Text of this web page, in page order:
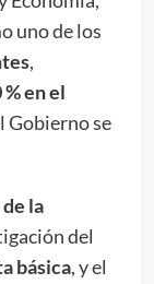
uno de los
,
% en el
Gobierno se
la
del
básica, y el